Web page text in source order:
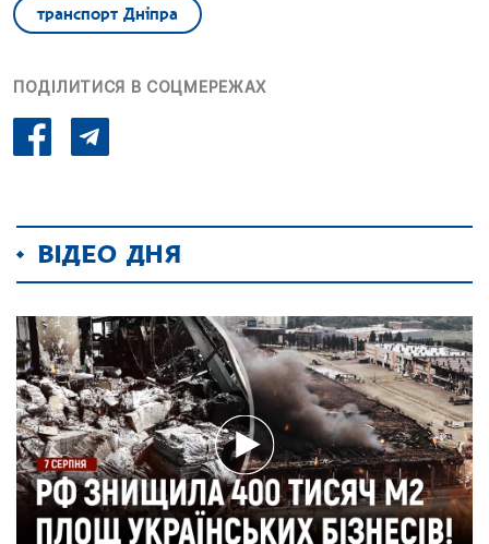
транспорт Дніпра
ПОДІЛИТИСЯ В СОЦМЕРЕЖАХ
ВІДЕО ДНЯ